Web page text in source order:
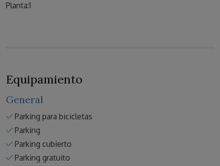
Planta:1
Equipamiento
General
Parking para bicicletas
Parking
Parking cubierto
Parking gratuito